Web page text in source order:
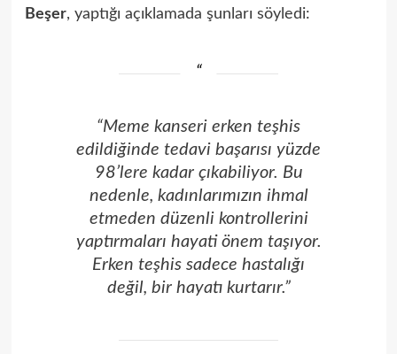
Beşer, yaptığı açıklamada şunları söyledi:
“Meme kanseri erken teşhis
edildiğinde tedavi başarısı yüzde
98’lere kadar çıkabiliyor. Bu
nedenle, kadınlarımızın ihmal
etmeden düzenli kontrollerini
yaptırmaları hayati önem taşıyor.
Erken teşhis sadece hastalığı
değil, bir hayatı kurtarır.”